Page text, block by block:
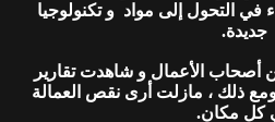
في التحول إلى مواد و تكنولوجيا
جديدة.
أصحاب الأعمال و شاهدت تقارير
ومع ذلك ، مازلت أرى نقص العمالة
كل مكان.